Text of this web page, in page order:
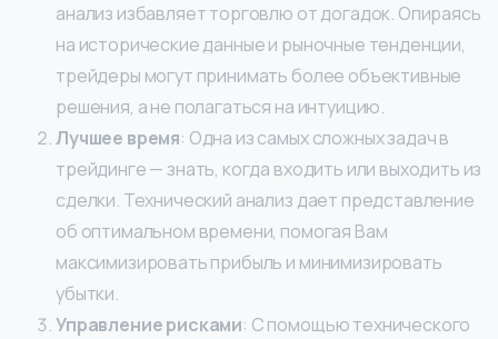
анализ избавляет торговлю от догадок. Опираясь
на исторические данные и рыночные тенденции,
трейдеры могут принимать более объективные
решения, а не полагаться на интуицию.
Лучшее время: Одна из самых сложных задач в
трейдинге — знать, когда входить или выходить из
сделки. Технический анализ дает представление
об оптимальном времени, помогая Вам
максимизировать прибыль и минимизировать
убытки.
Управление рисками: С помощью технического